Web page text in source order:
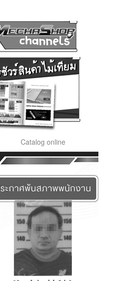
Catalog online